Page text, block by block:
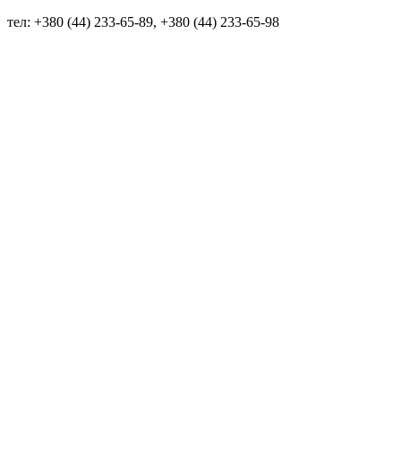
тел: +380 (44) 233-65-89, +380 (44) 233-65-98